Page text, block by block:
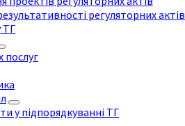
регуляторних актів
ТГ
послуг
у підпорядкуванні ТГ